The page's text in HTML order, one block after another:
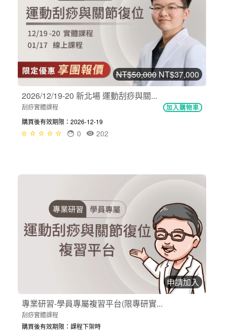
NT$50,000 NT$37,000
2026/12/19-20 新北場 運動刮痧與關...
刮痧實體課程 加入購物車
購買後有效期限：2026-12-19
202
0
申請加入
專業研習-學員專屬複習平台(限專研實...
刮痧實體課程
購買後有效期限：課程下架時